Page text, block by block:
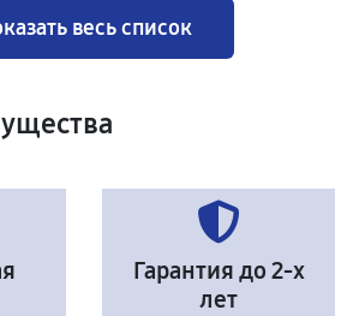
весь список
Гарантия до 2-х
лет